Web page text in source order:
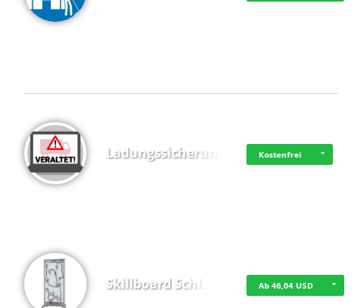
Ladungssicherung Kostenfrei
Skillboard Schl… Ab 46,04 USD